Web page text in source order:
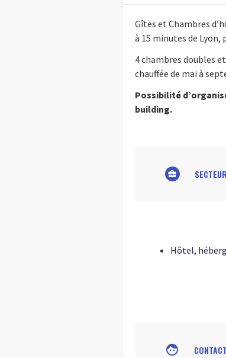
Gîtes et Chambres
à 15 minutes de Lyon,
4 chambres doubles
chauffée de mai à
Possibilité
building.
business_center
Hôtel,
face